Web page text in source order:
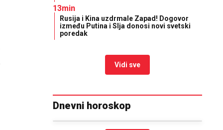
13min
Rusija i Kina uzdrmale Zapad! Dogovor
između Putina i SIja donosi novi svetski
poredak
Vidi sve
Dnevni horoskop